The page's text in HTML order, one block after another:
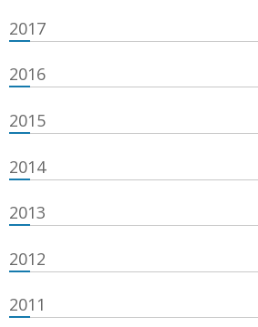
2017
2016
2015
2014
2013
2012
2011